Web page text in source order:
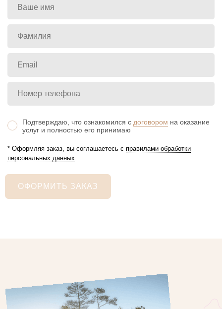
Подтверждаю, что ознакомился с договором на оказание
услуг и полностью его принимаю
* Оформляя заказ, вы соглашаетесь с правилами обработки
персональных данных
ОФОРМИТЬ ЗАКАЗ